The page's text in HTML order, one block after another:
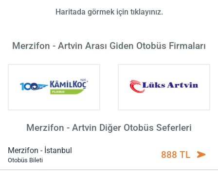
Haritada görmek için tıklayınız.
Merzifon - Artvin Arası Giden Otobüs Firmaları
Merzifon - Artvin Diğer Otobüs Seferleri
Merzifon - İstanbul
Otobüs Bileti 888 TL